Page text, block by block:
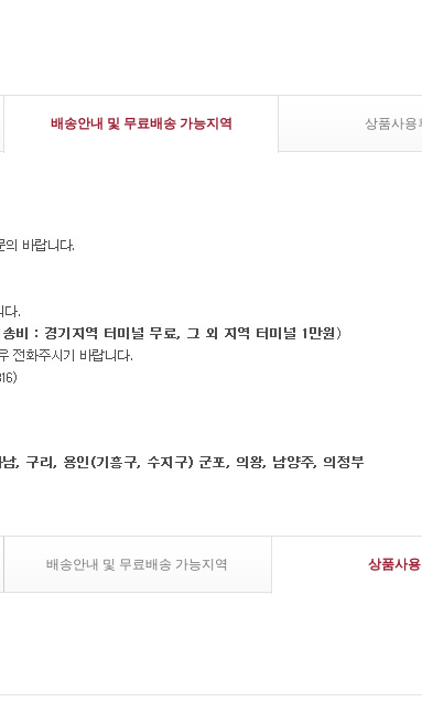
배송안내 및 무료배송 가능지역 상품사용
배송안내 및 무료배송 가능지역 상품사